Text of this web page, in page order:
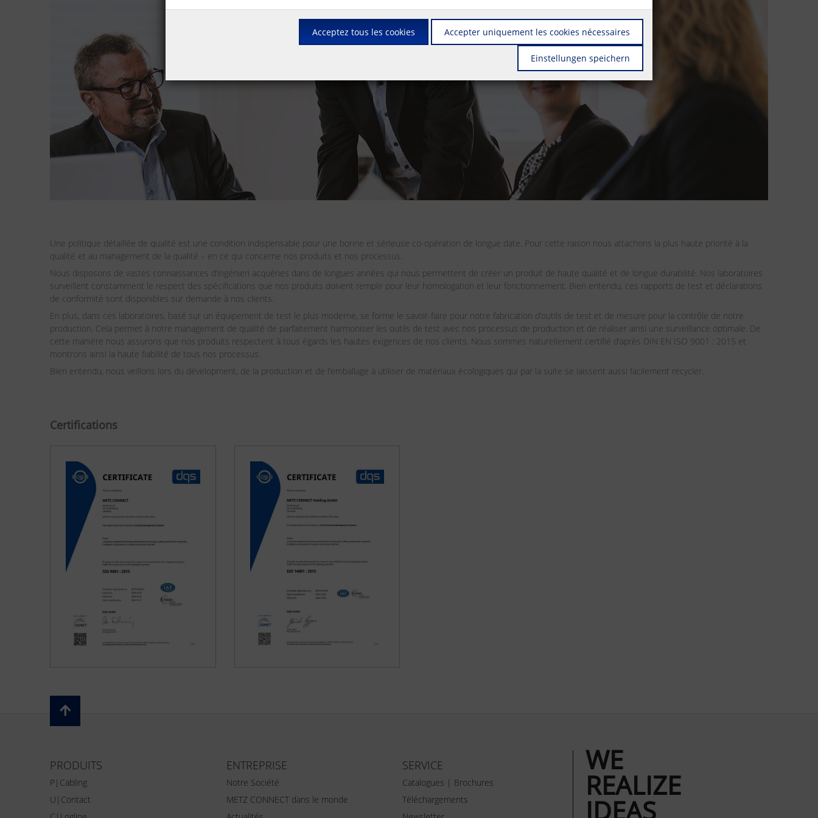
Une politique détaillée de qualité est une condition indispensable pour une bonne et sérieuse co-opération de longue date. Pour cette raison nous attachons la plus haute priorité à la
qualité et au management de la qualité – en ce qui concerne nos produits et nos processus.
Nous disposons de vastes connaissances d’ingénieri acquéries dans de longues années qui nous permettent de créer un produit de haute qualité et de longue durabilité. Nos laboratoires
surveillent constamment le respect des spécifications que nos produits doivent remplir pour leur homologation et leur fonctionnement. Bien entendu, ces rapports de test et déclarations
de conformité sont disponibles sur demande à nos clients.
En plus, dans ces laboratoires, basé sur un équipement de test le plus moderne, se forme le savoir-faire pour notre fabrication d’outils de test et de mesure pour la contrôle de notre
production. Cela permet à notre management de qualité de parfaitement harmoniser les outils de test avec nos processus de production et de réaliser ainsi une surveillance optimale. De
cette manière nous assurons que nos produits respectent à tous égards les hautes exigences de nos clients. Nous sommes naturellement certifié d’après DIN EN ISO 9001 : 2015 et
montrons ainsi la haute fiabilité de tous nos processus.
Bien entendu, nous veillons lors du dévelopment, de la production et de l’emballage à utiliser de matériaux écologiques qui par la suite se laissent aussi facilement recycler.
Certifications
PRODUITS
P|Cabling
U|Contact
ENTREPRISE
Notre Société
METZ CONNECT dans le monde
SERVICE
Catalogues | Brochures
Téléchargements
WE
REALIZE
IDEAS
Acceptez tous les cookies Accepter uniquement les cookies nécessaires
Einstellungen speichern